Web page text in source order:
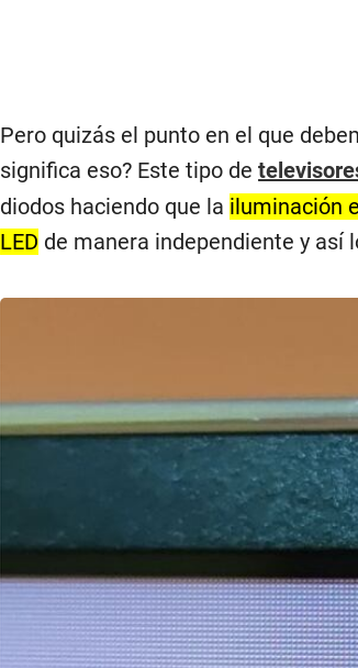
Pero quizás el punto en el que
significa eso? Este tipo de
diodos haciendo que la iluminación
LED de manera independiente y así